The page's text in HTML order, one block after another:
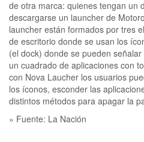
de otra marca: quienes tengan un
descargarse un launcher de
launcher están formados por tres
de escritorio donde se usan los
(el dock) donde se pueden
un cuadrado de aplicaciones con
con Nova Laucher los usuarios
los íconos, esconder las
distintos métodos para apagar la
» Fuente: La Nación